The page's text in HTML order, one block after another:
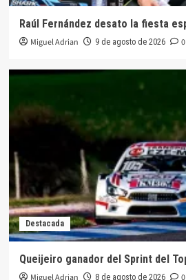
Raúl Fernández desato la fiesta
Miguel Adrian 9 de agosto de 2026 0
Destacada
Queijeiro ganador del Sprint del
Miguel Adrian 8 de agosto de 2026 0